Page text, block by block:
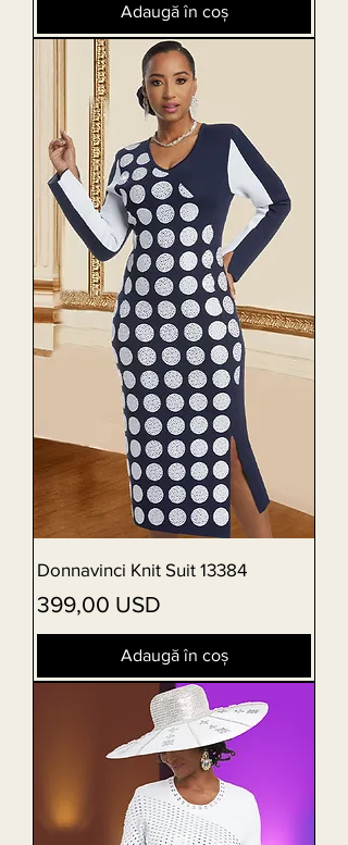
Adaugă în coș
Donnavinci Knit Suit 13384
Preț
399,00 USD
Adaugă în coș